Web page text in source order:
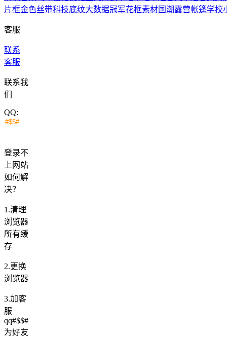
片框金色丝带科技底纹大数据冠军花框素材国潮露营帐篷学校
客服
联系
客服
联系我
们
QQ:
登录不
上网站
如何解
决？
1.清理
浏览器
所有缓
存
2.更换
浏览器
3.加客
服
qq#$$#
为好友